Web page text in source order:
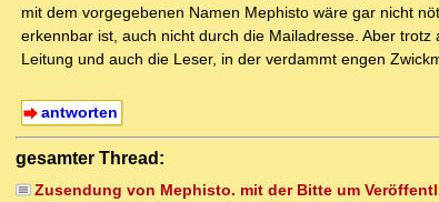
mit dem vorgegebenen Namen Mephisto wäre gar nicht
erkennbar ist, auch nicht durch die Mailadresse. Aber
Leitung und auch die Leser, in der verdammt engen
antworten
gesamter Thread:
Zusendung von Mephisto. mit der Bitte um